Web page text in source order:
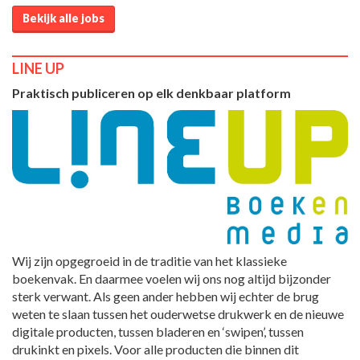
Bekijk alle jobs
LINE UP
Praktisch publiceren op elk denkbaar platform
Wij zijn opgegroeid in de traditie van het klassieke
boekenvak. En daarmee voelen wij ons nog altijd bijzonder
sterk verwant. Als geen ander hebben wij echter de brug
weten te slaan tussen het ouderwetse drukwerk en de nieuwe
digitale producten, tussen bladeren en ‘swipen’, tussen
drukinkt en pixels. Voor alle producten die binnen dit